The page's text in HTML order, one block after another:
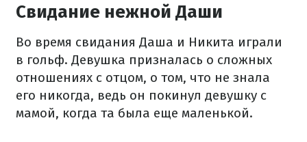
Свидание нежной Даши
Во время свидания Даша и Никита играли
в гольф. Девушка призналась о сложных
отношениях с отцом, о том, что не знала
его никогда, ведь он покинул девушку с
мамой, когда та была еще маленькой.